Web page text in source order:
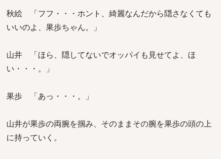
秋絵 「フフ・・・ホント、綺麗なんだから隠さなくても
いいのよ、果歩ちゃん。」
山井 「ほら、隠してないでオッパイも見せてよ、ほ
い・・・。」
果歩 「あっ・・・。」
山井が果歩の両腕を掴み、そのままその腕を果歩の頭の上
に持っていく。